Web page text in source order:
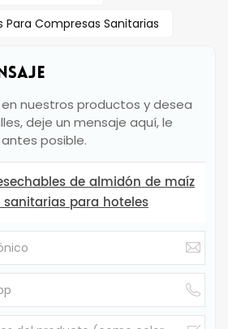
Para Compresas Sanitarias
nuestros productos y desea
deje un mensaje aquí, le
posible.
de almidón de maíz
para hoteles